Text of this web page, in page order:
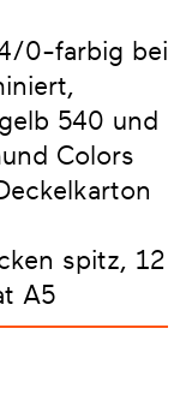
0-farbig bei
540 und
Colors
spitz, 12
A5